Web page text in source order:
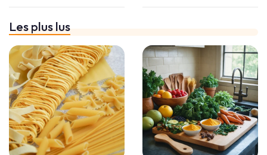
Les plus lus